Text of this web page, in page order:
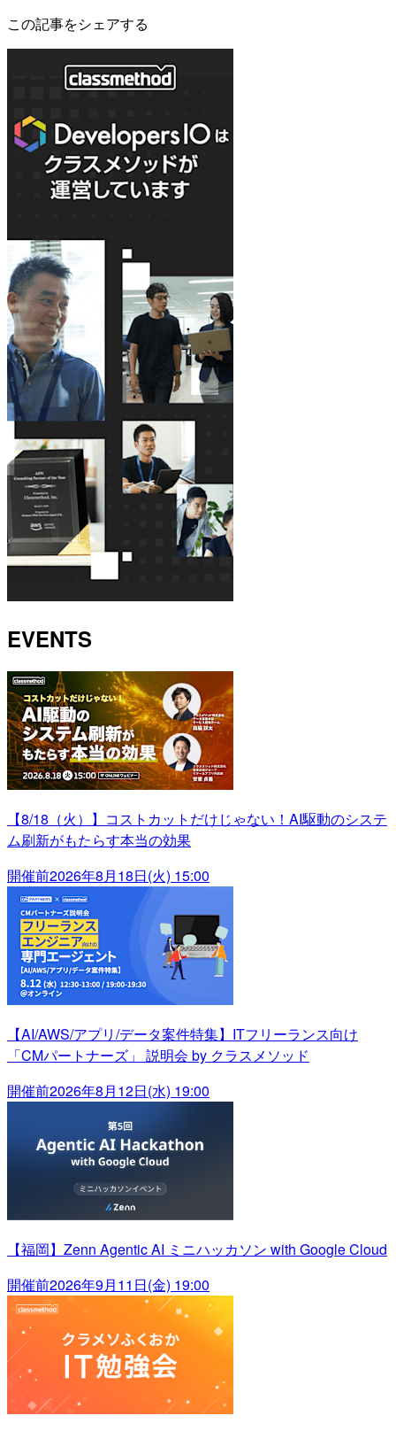
この記事をシェアする
EVENTS
【8/18（火）】コストカットだけじゃない！AI駆動のシステ
ム刷新がもたらす本当の効果
開催前2026年8月18日(火) 15:00
【AI/AWS/アプリ/データ案件特集】ITフリーランス向け
「CMパートナーズ」 説明会 by クラスメソッド
開催前2026年8月12日(水) 19:00
【福岡】Zenn Agentic AI ミニハッカソン with Google Cloud
開催前2026年9月11日(金) 19:00